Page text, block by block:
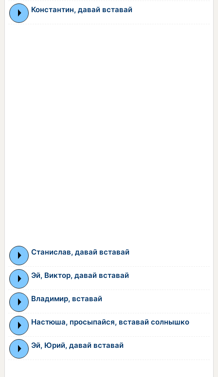
Константин, давай вставай
Станислав, давай вставай
Эй, Виктор, давай вставай
Владимир, вставай
Настюша, просыпайся, вставай солнышко
Эй, Юрий, давай вставай